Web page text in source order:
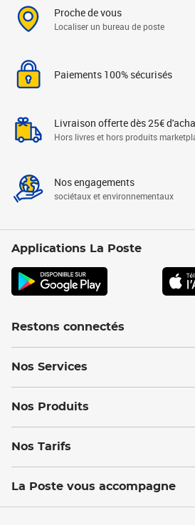
Proche de vous
Localiser un bureau de poste
Paiements 100% sécurisés
Livraison offerte dès 25€
Hors livres et hors produits
Nos engagements
sociétaux et environnementaux
Applications La Poste
Restons connectés
Nos Services
Nos Produits
Nos Tarifs
La Poste vous accompagne